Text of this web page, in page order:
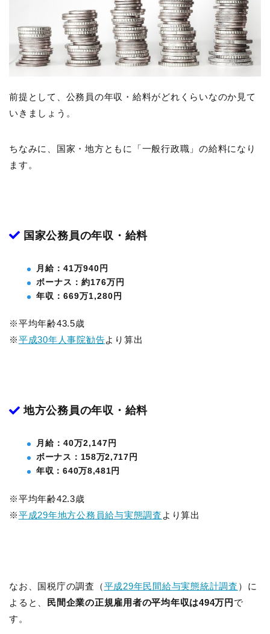
前提として、公務員の年収・給料がどれくらいなのか見て
いきましょう。
ちなみに、国家・地方ともに「一般行政職」の給料になり
ます。
国家公務員の年収・給料
月給：41万940円
ボーナス：約176万円
年収：669万1,280円
※平均年齢43.5歳
※平成30年人事院勧告より算出
地方公務員の年収・給料
月給：40万2,147円
ボーナス：158万2,717円
年収：640万8,481円
※平均年齢42.3歳
※平成29年地方公務員給与実態調査 より算出
なお、国税庁の調査（平成29年民間給与実態統計調査 ）に
よると、
民間企業の正規雇用者の平均年収は494万円 で
す。